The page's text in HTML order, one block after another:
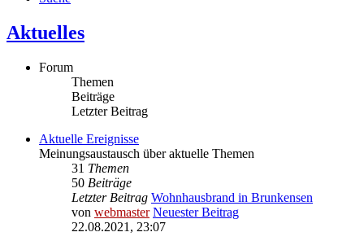
Aktuelles
Forum
Themen
Beiträge
Letzter Beitrag
Aktuelle Ereignisse
Meinungsaustausch über aktuelle Themen
31 Themen
50 Beiträge
Letzter Beitrag Wohnhausbrand in Brunkensen
von webmaster Neuester Beitrag
22.08.2021, 23:07